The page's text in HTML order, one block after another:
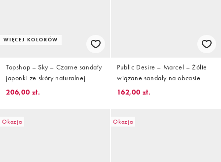
WIĘCEJ KOLORÓW
Topshop – Sky – Czarne sandały
japonki ze skóry naturalnej
206,00 zł.
Public Desire – Marcel – Żółte
wiązane sandały na obcasie
162,00 zł.
Okazja Okazja